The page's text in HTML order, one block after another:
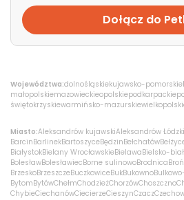
Dołącz do
Województwa:dolnośląskiekujawsko-pomorskie
małopolskiemazowieckieopolskiepodkarpackie
świętokrzyskiewarmińsko-mazurskie
Miasto:Aleksandrów kujawskiAleksandrów Łódzki
BarcinBarlinekBartoszyceBędzinBełchatów
BiałystokBielany WrocławskieBielawaBielsko-
BolesławBolesławiecBorne sulinowoBrodnica
BrzeskoBrzeszczeBuczkowiceBukBukowno
BytomBytówChełmChodzieżChorzówChoszczno
ChybieCiechanówCiecierzeCieszynCzacz